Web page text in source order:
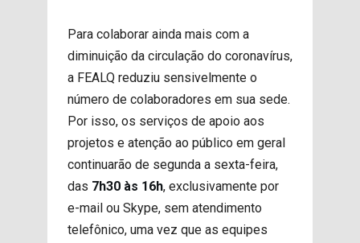
Para colaborar ainda mais com a
diminuição da circulação do coronavírus,
a FEALQ reduziu sensivelmente o
número de colaboradores em sua sede.
Por isso, os serviços de apoio aos
projetos e atenção ao público em geral
continuarão de segunda a sexta-feira,
das 7h30 às 16h, exclusivamente por
e-mail ou Skype, sem atendimento
telefônico, uma vez que as equipes